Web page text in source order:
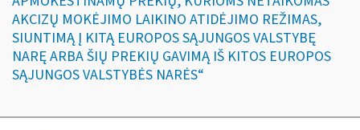
AKCIZŲ MOKĖJIMO LAIKINO ATIDĖJIMO REŽIMAS,
SIUNTIMĄ Į KITĄ EUROPOS SĄJUNGOS VALSTYBĘ
NARĘ ARBA ŠIŲ PREKIŲ GAVIMĄ IŠ KITOS EUROPOS
SĄJUNGOS VALSTYBĖS NARĖS“